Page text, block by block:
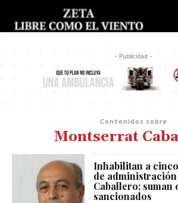
- Publicidad -
Contenidos sobre
Montserrat
Inhabilitan a
de
Caballero; suman
sancionados